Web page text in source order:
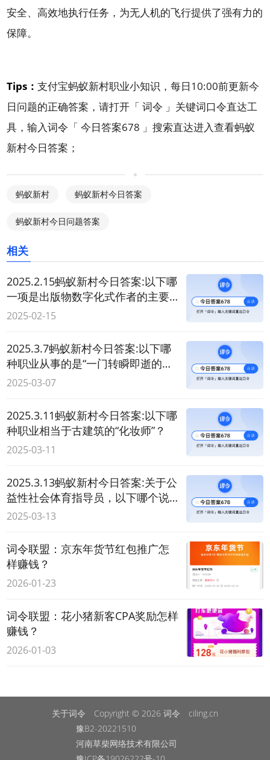
安全、高效地执行任务，为无人机的飞行提供了强有力的
保障。
Tips：支付宝蚂蚁新村职业小知识，每日10:00前更新今
日问题的正确答案，请打开「词令 」关键词口令直达工
具，输入词令「今日答案678 」搜索直达进入查看蚂蚁
新村今日答案；
蚂蚁新村 蚂蚁新村今日答案
蚂蚁新村今日问题答案
相关
2025.2.15蚂蚁新村今日答案:以下哪
一项是出版物数字化式作者的主要
职责？
2025-02-15
2025.3.7蚂蚁新村今日答案:以下哪
种职业从事的是“一门转瞬即逝的艺
术”？
2025-03-07
2025.3.11蚂蚁新村今日答案:以下哪
种职业相当于古建筑的“化妆师”？
2025-03-11
2025.3.13蚂蚁新村今日答案:关于公
益性社会体育指导员，以下哪个说
法是正确的？
2025-03-13
词令联盟：京东年货节红包推广怎
样赚钱？
2026-01-23
词令联盟：花小猪新客CPA奖励怎样
赚钱？
2026-01-03
关于词令 Copyright © 2026 词令
ciling.cn
豫B2-20221510
河南草柴网络技术有限公司